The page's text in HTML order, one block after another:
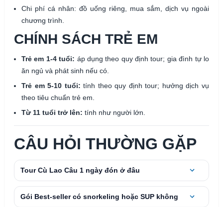
Chi phí cá nhân: đồ uống riêng, mua sắm, dịch vụ ngoài
chương trình.
CHÍNH SÁCH TRẺ EM
Trẻ em 1-4 tuổi: áp dụng theo quy định tour; gia đình tự lo
ăn ngủ và phát sinh nếu có.
Trẻ em 5-10 tuổi: tính theo quy định tour; hưởng dịch vụ
theo tiêu chuẩn trẻ em.
Từ 11 tuổi trở lên: tính như người lớn.
CÂU HỎI THƯỜNG GẶP
Tour Cù Lao Câu 1 ngày đón ở đâu
Gói Best-seller có snorkeling hoặc SUP không